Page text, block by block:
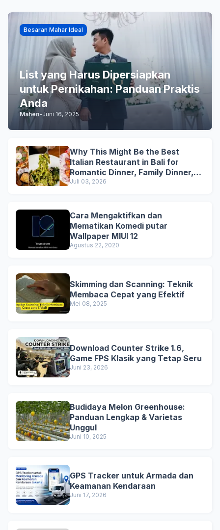
Besaran Mahar Ideal
List yang Harus Dipersiapkan
untuk Pernikahan: Panduan Praktis
Anda
Mahen-Juni 16, 2025
Why This Might Be the Best
Italian Restaurant in Bali for
Romantic Dinner, Family Dinner,
and Business Lunch
Juli 03, 2026
Cara Mengaktifkan dan
Mematikan Komedi putar
Wallpaper MIUI 12
Agustus 22, 2020
Skimming dan Scanning: Teknik
Membaca Cepat yang Efektif
Mei 08, 2025
Download Counter Strike 1.6,
Game FPS Klasik yang Tetap Seru
Juni 23, 2026
Budidaya Melon Greenhouse:
Panduan Lengkap & Varietas
Unggul
Juni 10, 2025
GPS Tracker untuk Armada dan
Keamanan Kendaraan
Juni 17, 2026